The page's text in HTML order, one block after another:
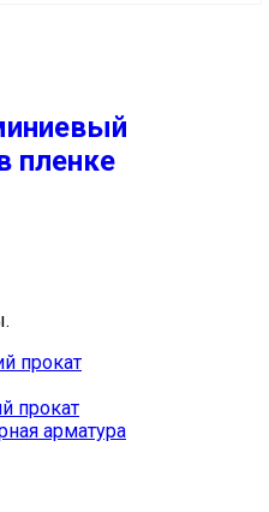
пленке
прокат
прокат
арматура